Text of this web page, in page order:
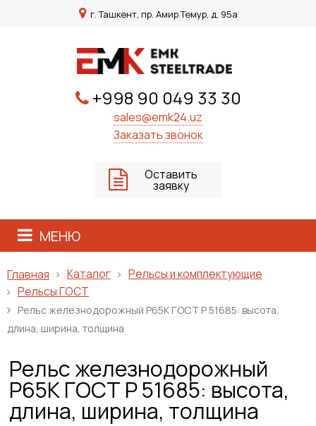
г. Ташкент, пр. Амир Темур, д. 95а
+998 90 049 33 30
sales@emk24.uz
Заказать звонок
Оставить
заявку
МЕНЮ
Главная Каталог
Рельсы и комплектующие
Рельсы ГОСТ
Рельс железнодорожный Р65К ГОСТ Р 51685: высота,
длина, ширина, толщина
Рельс железнодорожный
Р65К ГОСТ Р 51685: высота,
длина, ширина, толщина